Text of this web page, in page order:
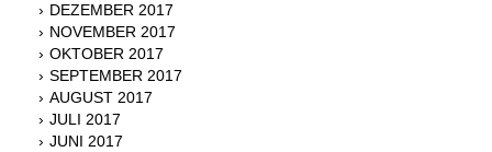
DEZEMBER 2017
NOVEMBER 2017
OKTOBER 2017
SEPTEMBER 2017
AUGUST 2017
JULI 2017
JUNI 2017